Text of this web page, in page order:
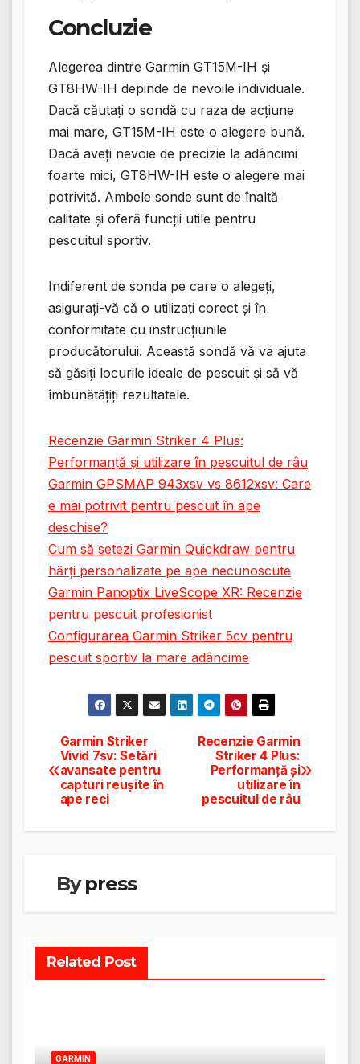
Concluzie
Alegerea dintre Garmin GT15M-IH și
GT8HW-IH depinde de nevoile individuale.
Dacă căutați o sondă cu raza de acțiune
mai mare, GT15M-IH este o alegere bună.
Dacă aveți nevoie de precizie la adâncimi
foarte mici, GT8HW-IH este o alegere mai
potrivită. Ambele sonde sunt de înaltă
calitate și oferă funcții utile pentru
pescuitul sportiv.
Indiferent de sonda pe care o alegeți,
asigurați-vă că o utilizați corect și în
conformitate cu instrucțiunile
producătorului. Această sondă vă va ajuta
să găsiți locurile ideale de pescuit și să vă
îmbunătățiți rezultatele.
Recenzie Garmin Striker 4 Plus:
Performanță și utilizare în pescuitul de râu
Garmin GPSMAP 943xsv vs 8612xsv: Care
e mai potrivit pentru pescuit în ape
deschise?
Cum să setezi Garmin Quickdraw pentru
hărți personalizate pe ape necunoscute
Garmin Panoptix LiveScope XR: Recenzie
pentru pescuit profesionist
Configurarea Garmin Striker 5cv pentru
pescuit sportiv la mare adâncime
Navigare
în
articole
Recenzie Garmin
Striker 4 Plus:
Performanță și
utilizare în
pescuitul de râu
Garmin Striker
Vivid 7sv: Setări
avansate pentru
capturi reușite în
ape reci
Bypress
Related Post
GARMIN